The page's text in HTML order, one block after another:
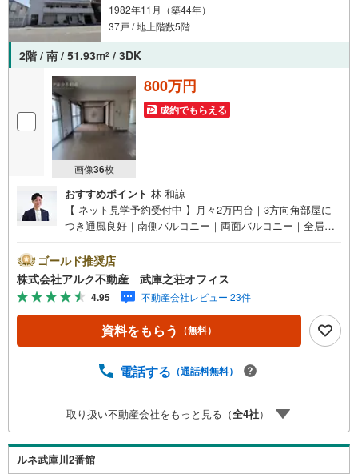
1982年11月（築44年）
37戸 / 地上階数5階
2階 / 南 / 51.93m2 / 3DK
画像36枚
800万円
成約でもらえる
おすすめポイント 林 和諒
【 ネット見学予約受付中 】月々2万円台｜3方向角部屋に
つき通風良好｜南側バルコニー｜両面バルコニー｜全居室
阪神本線「武庫川」駅 徒歩7分！■3方向角部屋・南向きバ
ルコニーにつき通風・陽当り良好！■全居室収納付きで大変
便利です！【 周辺環境 】■わかば西小学校:徒歩7分（563
m）■大庄中学校:徒歩25分（2016m）■尼崎西高校:徒歩20
分（1585m）■元浜緑地:徒歩12分（953m）■ライフ武庫川
店:徒歩4分（324m）【 アルク不動産について 】当社は阪
す。掲載中の物件に限らず、阪神間エリアを中心に幅広い
ースも完備しており、お子さま連れでも安心してご来店い
ただけます。住宅ローンに強く、事前審査のサポートや金
融機関のご提案、お客様一人ひとりに合わせた無理のない
資金計画のご提案までトータルでサポートいたします。ロ
ーンに不安のある方もお気軽にご相談ください。
ゴールド推奨店
株式会社アルク不動産 武庫之荘オフィス
4.95 不動産会社レビュー 23件
資料をもらう （無料）
電話する （通話料無料）
取り扱い不動産会社をもっと見る（全4社）
ルネ武庫川2番館